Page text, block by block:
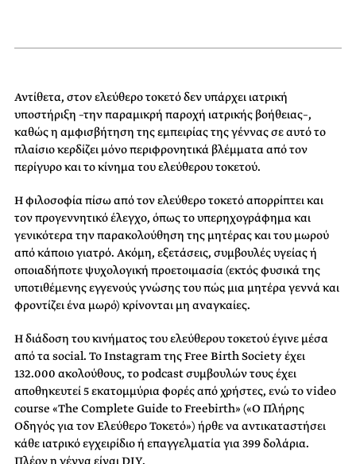
Αντίθετα, στον ελεύθερο τοκετό δεν υπάρχει ιατρική
υποστήριξη –την παραμικρή παροχή ιατρικής βοήθειας–,
καθώς η αμφισβήτηση της εμπειρίας της γέννας σε αυτό το
πλαίσιο κερδίζει μόνο περιφρονητικά βλέμματα από τον
περίγυρο και το κίνημα του ελεύθερου τοκετού.
Η φιλοσοφία πίσω από τον ελεύθερο τοκετό απορρίπτει και
τον προγεννητικό έλεγχο, όπως το υπερηχογράφημα και
γενικότερα την παρακολούθηση της μητέρας και του μωρού
από κάποιο γιατρό. Ακόμη, εξετάσεις, συμβουλές υγείας ή
οποιαδήποτε ψυχολογική προετοιμασία (εκτός φυσικά της
υποτιθέμενης εγγενούς γνώσης του πώς μια μητέρα γεννά και
φροντίζει ένα μωρό) κρίνονται μη αναγκαίες.
Η διάδοση του κινήματος του ελεύθερου τοκετού έγινε μέσα
από τα social. Το Instagram της Free Birth Society έχει
132.000 ακολούθους, το podcast συμβουλών τους έχει
αποθηκευτεί 5 εκατομμύρια φορές από χρήστες, ενώ το video
course «The Complete Guide to Freebirth» («Ο Πλήρης
Οδηγός για τον Ελεύθερο Τοκετό») ήρθε να αντικαταστήσει
κάθε ιατρικό εγχειρίδιο ή επαγγελματία για 399 δολάρια.
Πλέον η γέννα είναι DIY.